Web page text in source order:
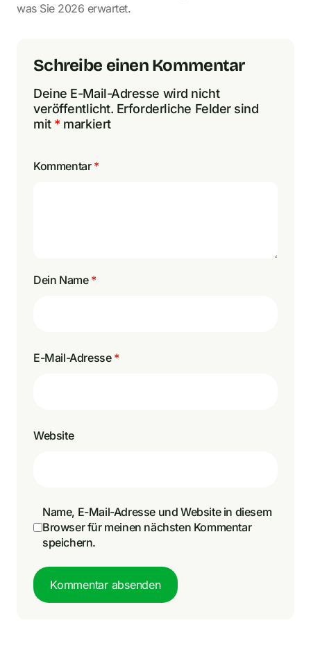
was Sie 2026 erwartet.
Schreibe einen Kommentar
Deine E-Mail-Adresse wird nicht
veröffentlicht. Erforderliche Felder sind
mit * markiert
Kommentar *
Dein Name *
E-Mail-Adresse *
Website
Name, E-Mail-Adresse und Website in diesem
Browser für meinen nächsten Kommentar
speichern.
Kommentar absenden